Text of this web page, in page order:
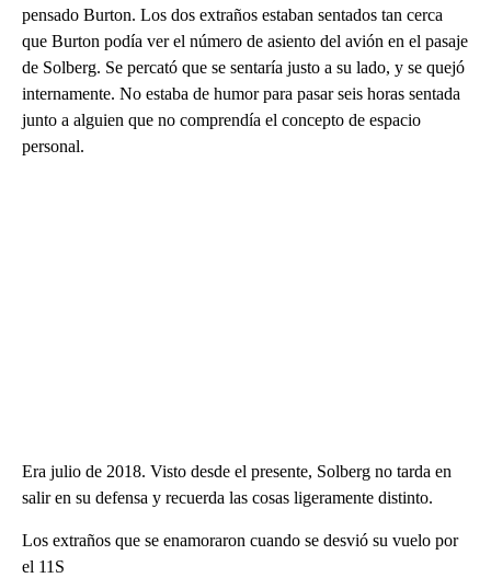
pensado Burton. Los dos extraños estaban sentados tan cerca
que Burton podía ver el número de asiento del avión en el pasaje
de Solberg. Se percató que se sentaría justo a su lado, y se quejó
internamente. No estaba de humor para pasar seis horas sentada
junto a alguien que no comprendía el concepto de espacio
personal.
Era julio de 2018. Visto desde el presente, Solberg no tarda en
salir en su defensa y recuerda las cosas ligeramente distinto.
Los extraños que se enamoraron cuando se desvió su vuelo por
el 11S